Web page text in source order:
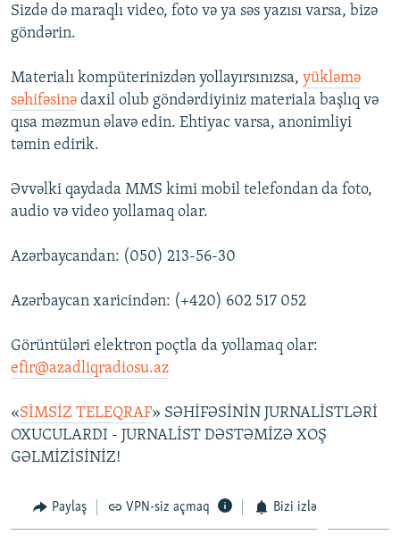
Sizdə də maraqlı video, foto və ya səs yazısı varsa, bizə
göndərin.
Materialı kompüterinizdən yollayırsınızsa, yükləmə
səhifəsinə daxil olub göndərdiyiniz materiala başlıq və
qısa məzmun əlavə edin. Ehtiyac varsa, anonimliyi
təmin edirik.
Əvvəlki qaydada MMS kimi mobil telefondan da foto,
audio və video yollamaq olar.
Azərbaycandan: (050) 213-56-30
Azərbaycan xaricindən: (+420) 602 517 052
Görüntüləri elektron poçtla da yollamaq olar:
efir@azadliqradiosu.az
«SİMSİZ TELEQRAF» SƏHİFƏSİNİN JURNALİSTLƏRİ
OXUCULARDI - JURNALİST DƏSTƏMİZƏ XOŞ
GƏLMİZİSİNİZ!
Paylaş VPN-siz açmaq Bizi izlə